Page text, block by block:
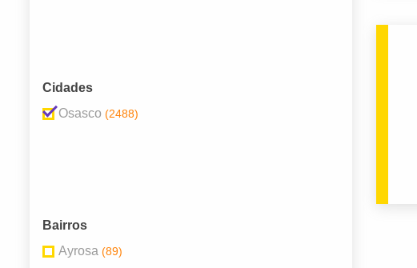
Serviços em Veículos
Cidades
Osasco (2488)
Bairros
Ayrosa (89)